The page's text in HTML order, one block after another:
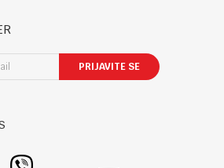
PRIJAVITE SE